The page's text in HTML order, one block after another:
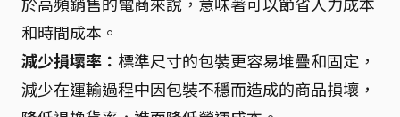
和時間成本。
減少損壞率： 標準尺寸的包裝更容易堆疊和固定，
減少在運輸過程中因包裝不穩而造成的商品損壞，